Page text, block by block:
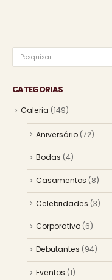
CATEGORIAS
Galeria (149)
Aniversário (72)
Bodas (4)
Casamentos (8)
Celebridades (3)
Corporativo (6)
Debutantes (94)
Eventos (1)